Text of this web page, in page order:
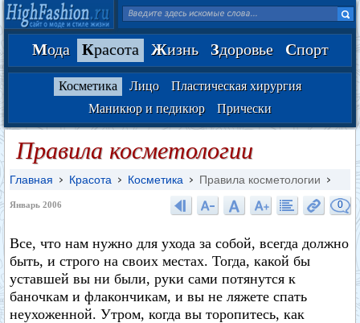
Мода Красота Жизнь Здоровье Спорт
Косметика Лицо
Пластическая хирургия
Маникюр и педикюр
Прически
Правила косметологии
Главная Красота Косметика Правила косметологии
Январь 2006 0
Все, что нам нужно для ухода за собой, всегда должно
быть, и строго на своих местах. Тогда, какой бы
уставшей вы ни были, руки сами потянутся к
баночкам и флакончикам, и вы не ляжете спать
неухоженной. Утром, когда вы торопитесь, как